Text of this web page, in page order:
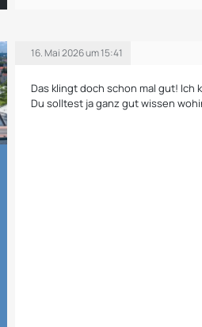
16. Mai 2026 um 15:41
Das klingt doch schon mal gut!
Du solltest ja ganz gut wissen